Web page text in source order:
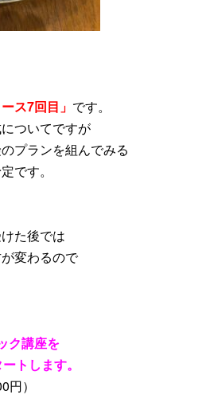
ス7回目」 です。
ついてですが
プランを組んでみる
です。
た後では
変わるので
ク講座を
トします。
）